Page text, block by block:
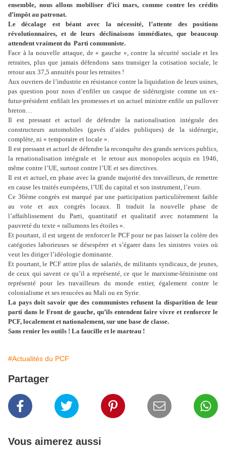
ensemble, nous allons mobiliser d’ici mars, comme contre les crédits
d’impôt au patronat.
Le décalage est béant avec la nécessité, l’attente des positions
révolutionnaires, et de leurs déclinaisons immédiates, que beaucoup
attendent vraiment du Parti communiste.
Face à la nouvelle attaque, de « gauche », contre la sécurité sociale et les
retraites, plus que jamais défendons sans transiger la cotisation sociale, le
retour aux 37,5 annuités pour les retraites !
Aux ouvriers de l’industrie en résistance contre la liquidation de leurs usines,
pas question pour nous d’enfiler un casque de sidérurgiste comme un ex-
futur-président enfilait les promesses et un actuel ministre enfile un pullover
breton…
Il est pressant et actuel de défendre la nationalisation intégrale des
constructeurs automobiles (gavés d’aides publiques) de la sidérurgie,
complète, ni « temporaire et locale ».
Il est pressant et actuel de défendre la reconquête des grands services publics,
la renationalisation intégrale et le retour aux monopoles acquis en 1946,
même contre l’UE, surtout contre l’UE et ses directives.
Il est et actuel, en phase avec la grande majorité des travailleurs, de remettre
en cause les traités européens, l’UE du capital et son instrument, l’euro.
Ce 36ème congrès est marqué par une participation particulièrement faible
au vote et aux congrès locaux. Il traduit la nouvelle phase de
l’affaiblissement du Parti, quantitatif et qualitatif avec notamment la
pauvreté du texte « rallumons les étoiles ».
Et pourtant, il est urgent de renforcer le PCF pour ne pas laisser la colère des
catégories laborieuses se désespérer et s’égarer dans les sinistres voies où
veut les diriger l’idéologie dominante.
Et pourtant, le PCF attire plus de salariés, de militants syndicaux, de jeunes,
de ceux qui savent ce qu’il a représenté, ce que le marxisme-léninisme ont
représenté pour les travailleurs du monde entier, également contre le
colonialisme et ses resucées au Mali ou en Syrie.
La pays doit savoir que des communistes refusent la disparition de leur
parti dans le Front de gauche, qu’ils entendent faire vivre et renforcer le
PCF, localement et nationalement, sur une base de classe.
Sans renier les outils ! La faucille et le marteau !
#Actualités du PCF
Partager
Vous aimerez aussi